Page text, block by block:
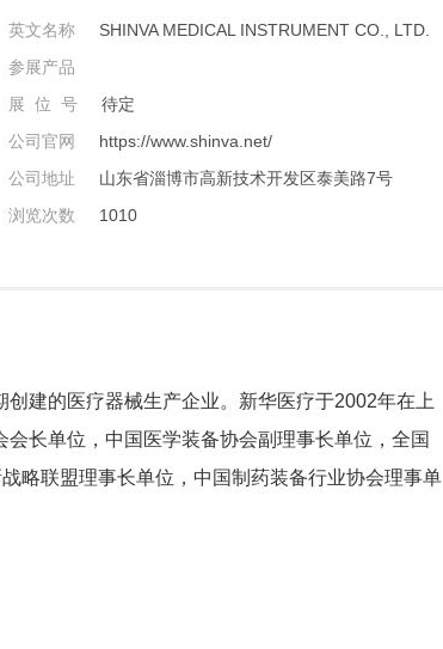
英文名称
SHINVA MEDICAL INSTRUMENT CO., LTD.
参展产品
展 位 号
待定
公司官网
https://www.shinva.net/
公司地址
山东省淄博市高新技术开发区泰美路7号
浏览次数
1010
建的医疗器械生产企业。新华医疗于2002年在上
长单位，中国医学装备协会副理事长单位，全国
略联盟理事长单位，中国制药装备行业协会理事单